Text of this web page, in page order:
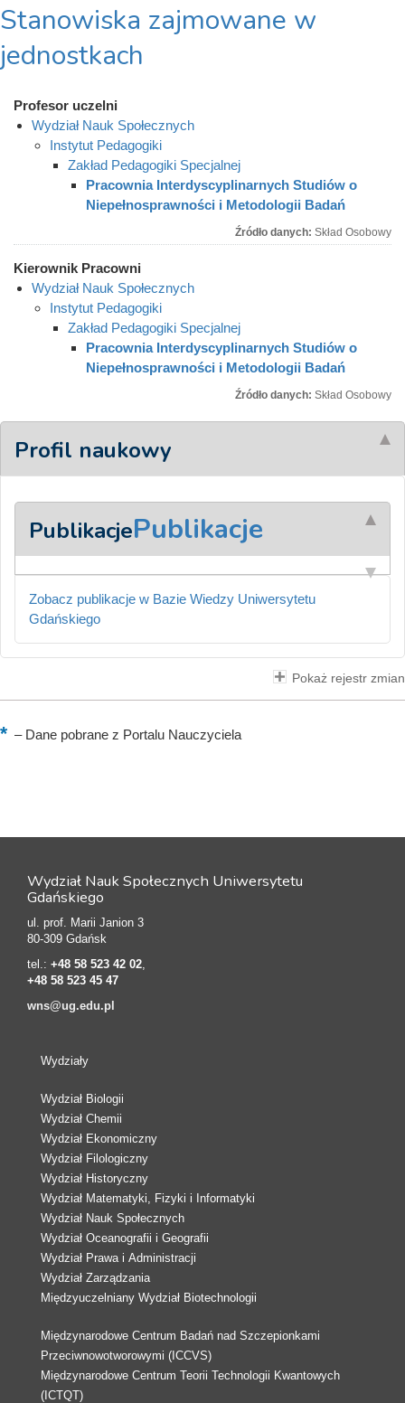
Stanowiska zajmowane w
jednostkach
Profesor uczelni
Wydział Nauk Społecznych
Instytut Pedagogiki
Zakład Pedagogiki Specjalnej
Pracownia Interdyscyplinarnych Studiów o
Niepełnosprawności i Metodologii Badań
Źródło danych: Skład Osobowy
Kierownik Pracowni
Wydział Nauk Społecznych
Instytut Pedagogiki
Zakład Pedagogiki Specjalnej
Pracownia Interdyscyplinarnych Studiów o
Niepełnosprawności i Metodologii Badań
Źródło danych: Skład Osobowy
Profil naukowy
PublikacjePublikacje
Zobacz publikacje w Bazie Wiedzy Uniwersytetu
Gdańskiego
Pokaż rejestr zmian
–Dane pobrane z Portalu Nauczyciela
Wydział Nauk Społecznych Uniwersytetu
Gdańskiego
ul. prof. Marii Janion 3
80-309 Gdańsk
tel.: +48 58 523 42 02
+48 58 523 45 47
wns@ug.edu.pl
Wydziały
Wydział Biologii
Wydział Chemii
Wydział Ekonomiczny
Wydział Filologiczny
Wydział Historyczny
Wydział Matematyki, Fizyki i Informatyki
Wydział Nauk Społecznych
Wydział Oceanografii i Geografii
Wydział Prawa i Administracji
Wydział Zarządzania
Międzyuczelniany Wydział Biotechnologii
Międzynarodowe Centrum Badań nad Szczepionkami
Przeciwnowotworowymi (ICCVS)
Międzynarodowe Centrum Teorii Technologii Kwantowych
(ICTQT)